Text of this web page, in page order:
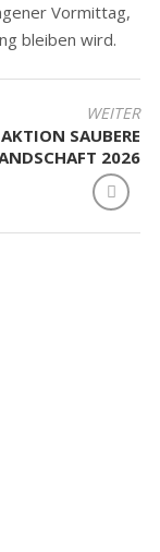
Vormittag,
bleiben wird.
WEITER
AKTION SAUBERE
2026